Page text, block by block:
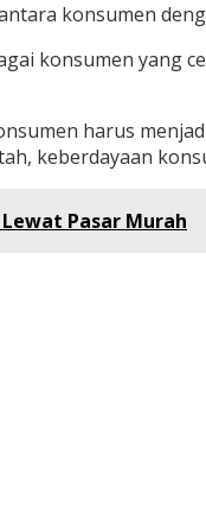
konsumen
konsumen
harus
keberdayaan
Pasar Murah